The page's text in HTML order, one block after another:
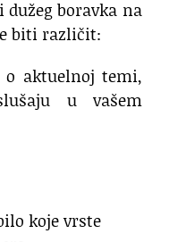
boravka na
biti različit:
o aktuelnoj temi,
u vašem
koje vrste